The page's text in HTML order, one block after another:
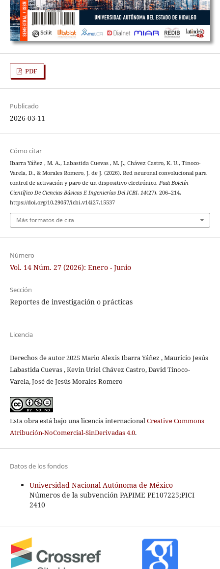
PDF
Publicado
2026-03-11
Cómo citar
Ibarra Yáñez , M. A., Labastida Cuevas , M. J., Chávez Castro, K. U., Tinoco-
Varela, D., & Morales Romero, J. de J. (2026). Red neuronal convolucional para
control de activación y paro de un dispositivo electrónico. Pädi Boletín
Científico De Ciencias Básicas E Ingenierías Del ICBI, 14(27), 206–214.
https://doi.org/10.29057/icbi.v14i27.15537
Más formatos de cita
Número
Vol. 14 Núm. 27 (2026): Enero - Junio
Sección
Reportes de investigación o prácticas
Licencia
Derechos de autor 2025 Mario Alexis Ibarra Yáñez , Mauricio Jesús
Labastida Cuevas , Kevin Uriel Chávez Castro, David Tinoco-
Varela, José de Jesús Morales Romero
Esta obra está bajo una licencia internacionalCreative Commons
Atribución-NoComercial-SinDerivadas 4.0.
Datos de los fondos
Universidad Nacional Autónoma de México
Números de la subvención PAPIME PE107225;PICI
2410